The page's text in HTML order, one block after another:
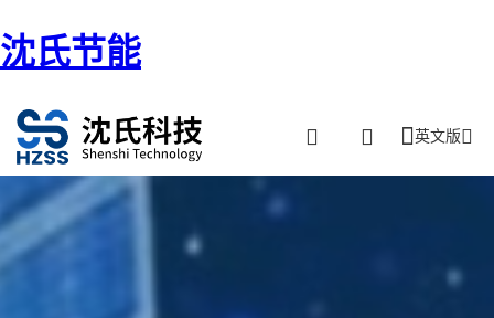
沈氏节能
英文版